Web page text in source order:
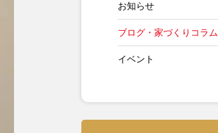
お知らせ
ブログ・家づくりコラム
イベント